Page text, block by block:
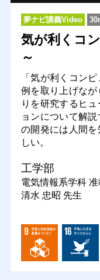
夢ナビ講義Video
気が利くコ
～
「気が利くコン
例を取り上げな
りを研究するヒ
ョンについて解
の開発には人間
しい。
工学部
電気情報系学科 准
清水 忠昭 先生